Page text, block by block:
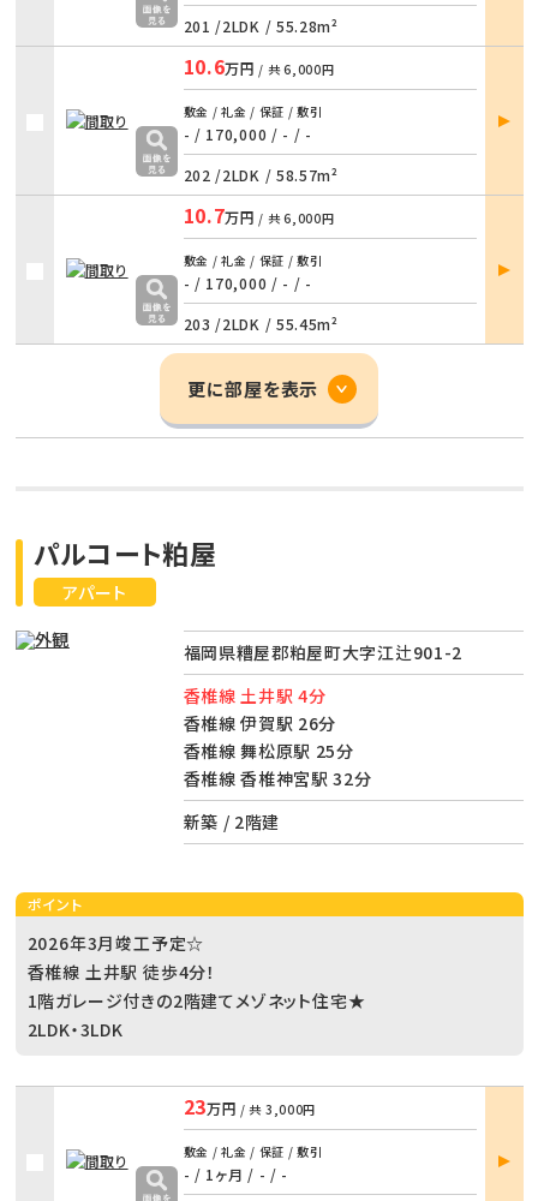
201 /2LDK / 55.28m²
10.6万円 / 共6,000円
敷金 / 礼金 / 保証 / 敷引
- / 170,000 / - / -
202 /2LDK / 58.57m²
部屋
詳細
10.7万円 / 共6,000円
敷金 / 礼金 / 保証 / 敷引
- / 170,000 / - / -
203 /2LDK / 55.45m²
部屋
詳細
更に部屋を表示
アパート
パルコート粕屋
福岡県糟屋郡粕屋町大字江辻901-2
香椎線 土井駅 4分
香椎線 伊賀駅 26分
香椎線 舞松原駅 25分
香椎線 香椎神宮駅 32分
新築 / 2階建
ポイント
2026年3月竣工予定☆
香椎線 土井駅 徒歩4分！
1階ガレージ付きの2階建てメゾネット住宅★
2LDK・3LDK
23万円 / 共 3,000円
敷金 / 礼金 / 保証 / 敷引
- / 1ヶ月 / - / -
部屋
詳細